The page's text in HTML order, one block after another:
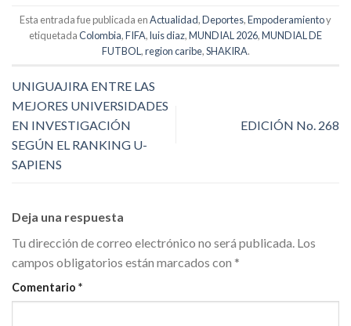
Esta entrada fue publicada enActualidad,Deportes,Empoderamientoy
etiquetadaColombia,FIFA,luis diaz,MUNDIAL 2026,MUNDIAL DE
FUTBOL ,region caribe,SHAKIRA.
UNIGUAJIRA ENTRE LAS
MEJORES UNIVERSIDADES
EN INVESTIGACIÓN
SEGÚN EL RANKING U-
SAPIENS
EDICIÓN No. 268
Deja una respuesta
Tu dirección de correo electrónico no será publicada. Los
campos obligatorios están marcados con *
Comentario *